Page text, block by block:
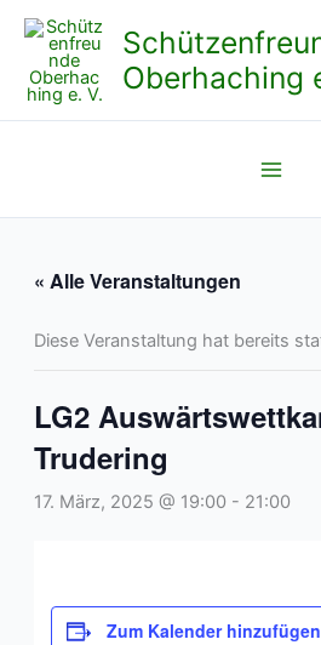
Zum
Inhalt
springen
Oberhaching
« Alle Veranstaltungen
Diese Veranstaltung hat bereits
LG2
Trudering
17. März, 2025 @ 19:00- 21:00
Zum Kalender hinzufügen